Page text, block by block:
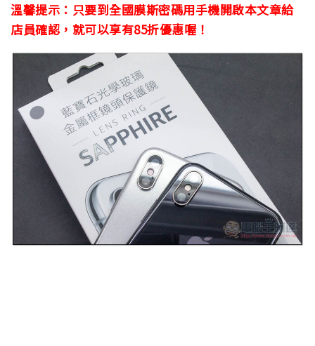
溫馨提示：只要到全國膜斯密碼用手機開啟本文章給
店員確認，就可以享有85折優惠喔！